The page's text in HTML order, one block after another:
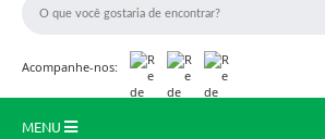
Acompanhe-nos:
MENU